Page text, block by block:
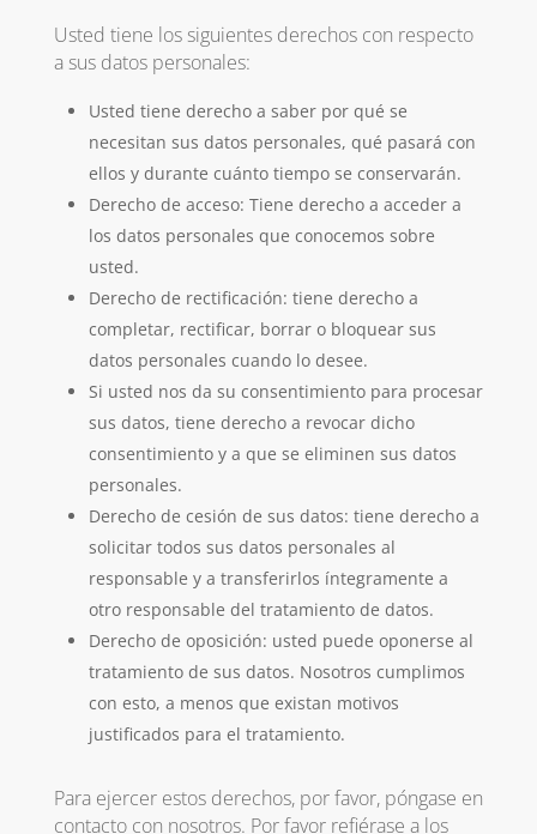
Usted tiene los siguientes derechos con respecto
a sus datos personales:
Usted tiene derecho a saber por qué se
necesitan sus datos personales, qué pasará con
ellos y durante cuánto tiempo se conservarán.
Derecho de acceso: Tiene derecho a acceder a
los datos personales que conocemos sobre
usted.
Derecho de rectificación: tiene derecho a
completar, rectificar, borrar o bloquear sus
datos personales cuando lo desee.
Si usted nos da su consentimiento para procesar
sus datos, tiene derecho a revocar dicho
consentimiento y a que se eliminen sus datos
personales.
Derecho de cesión de sus datos: tiene derecho a
solicitar todos sus datos personales al
responsable y a transferirlos íntegramente a
otro responsable del tratamiento de datos.
Derecho de oposición: usted puede oponerse al
tratamiento de sus datos. Nosotros cumplimos
con esto, a menos que existan motivos
justificados para el tratamiento.
Para ejercer estos derechos, por favor, póngase en
contacto con nosotros. Por favor refiérase a los